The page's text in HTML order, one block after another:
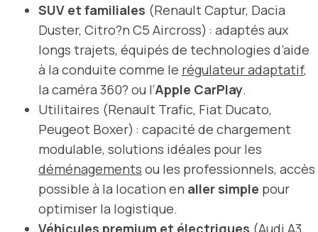
SUV et familiales (Renault Captur, Dacia
Duster, Citro?n C5 Aircross) : adaptés aux
longs trajets, équipés de technologies d’aide
à la conduite comme le régulateur adaptatif,
la caméra 360? ou l’Apple CarPlay.
Utilitaires (Renault Trafic, Fiat Ducato,
Peugeot Boxer) : capacité de chargement
modulable, solutions idéales pour les
déménagements ou les professionnels, accès
possible à la location en aller simple pour
optimiser la logistique.
Véhicules premium et électriques (Audi A3,